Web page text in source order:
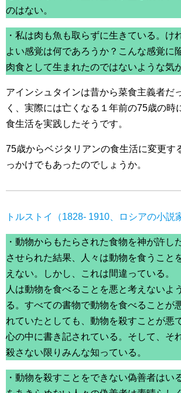
のはない。
・私は肉も魚も取らずに生きている。け
よい感覚は何であろうか？こんな感覚に
肉食として生まれたのではないような気
アインシュタインは昔から菜食主義者だ
く、実際には亡くなる１年前の75歳の時
食生活を実践したそうです。
75歳からベジタリアンの食生活に変更す
っかけでもあったのでしょうか。
トルストイ（1828- 1910、ロシアの小説
・動物からもたらされた食物を神が許し
させられた結果、人々は動物を食うこと
えない。しかし、これは間違っている。
人は動物を食べることを悪と考えないよ
る。すべての書物で動物を食べることが
れていたとしても、動物を殺すことが悪
心の中に書き記されている。そして、そ
殺さない限りみんな知っている。
・動物を殺すことをできない偽善者はい